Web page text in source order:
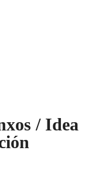
/ Idea